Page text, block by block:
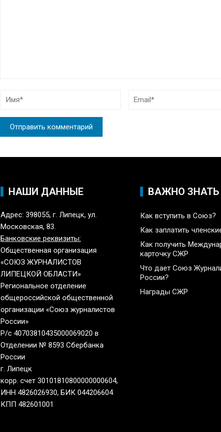
НАШИ ДАННЫЕ
Адрес: 398055, г. Липецк, ул.
Московская, 83.
Банковские реквизиты:
Общественная организация
«СОЮЗ ЖУРНАЛИСТОВ
ЛИПЕЦКОЙ ОБЛАСТИ»
Региональное отделение
общероссийской общественной
организации «Союз журналистов
России»
Р/с 40703810435000069020 в
Отделении № 8593 Сбербанка
России
г. Липецк
корр. счет 30101810800000000604,
ИНН 4826026930, БИК 044206604
КПП 482601001
ВАЖНО ЗНАТЬ
Как вступить в Союз?
Как заплатить
Как получить
карточку СЖР
Что дает Союз
России?
Награды СЖР